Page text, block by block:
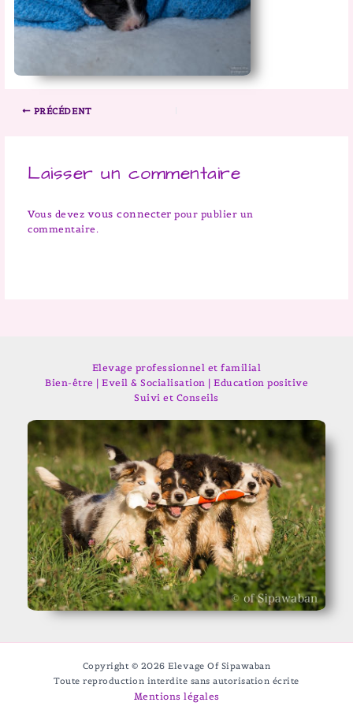
PRÉCÉDENT
Laisser un commentaire
Vous devez vous connecter pour publier un
commentaire.
Elevage professionnel et familial
Bien-être | Eveil & Socialisation | Education positive
Suivi et Conseils
Copyright © 2026 Elevage Of Sipawaban
Toute reproduction interdite sans autorisation écrite
Mentions légales